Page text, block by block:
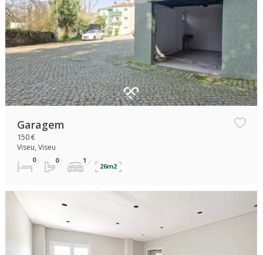
Garagem
150 €
Viseu, Viseu
26m2